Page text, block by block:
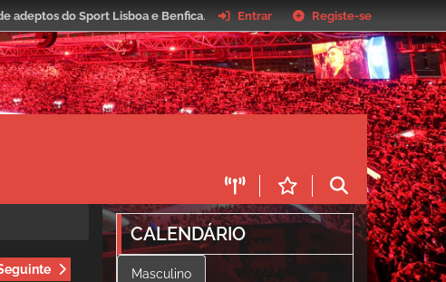
adeptos do Sport Lisboa e Benfica. Entrar Registe-se
CALENDÁRIO
Masculino